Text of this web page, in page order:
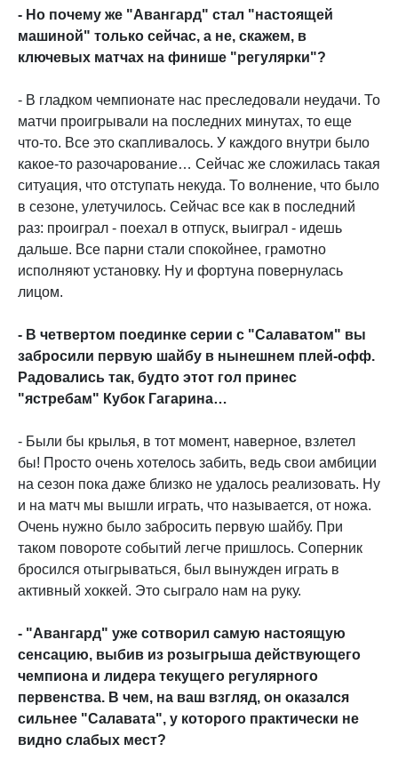
- Но почему же "Авангард" стал "настоящей
машиной" только сейчас, а не, скажем, в
ключевых матчах на финише "регулярки"?
- В гладком чемпионате нас преследовали неудачи. То
матчи проигрывали на последних минутах, то еще
что-то. Все это скапливалось. У каждого внутри было
какое-то разочарование… Сейчас же сложилась такая
ситуация, что отступать некуда. То волнение, что было
в сезоне, улетучилось. Сейчас все как в последний
раз: проиграл - поехал в отпуск, выиграл - идешь
дальше. Все парни стали спокойнее, грамотно
исполняют установку. Ну и фортуна повернулась
лицом.
- В четвертом поединке серии с "Салаватом" вы
забросили первую шайбу в нынешнем плей-офф.
Радовались так, будто этот гол принес
"ястребам" Кубок Гагарина…
- Были бы крылья, в тот момент, наверное, взлетел
бы! Просто очень хотелось забить, ведь свои амбиции
на сезон пока даже близко не удалось реализовать. Ну
и на матч мы вышли играть, что называется, от ножа.
Очень нужно было забросить первую шайбу. При
таком повороте событий легче пришлось. Соперник
бросился отыгрываться, был вынужден играть в
активный хоккей. Это сыграло нам на руку.
- "Авангард" уже сотворил самую настоящую
сенсацию, выбив из розыгрыша действующего
чемпиона и лидера текущего регулярного
первенства. В чем, на ваш взгляд, он оказался
сильнее "Салавата", у которого практически не
видно слабых мест?